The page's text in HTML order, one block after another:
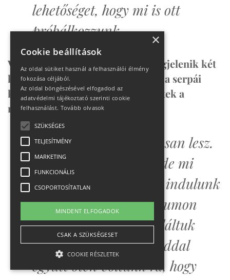
lehetőséget, hogy mi is ott
próbálkozzunk.
Van olyan forgatókönyv, hogy megjelenik két
kereskedelmi expedíció, akiknek a serpái
kikötelezik az utat, átvállalva tőletek a
munkát?
Klein Dávid: Egy biztosan lesz.
Minden elképzelhető, de mi
inkább a tavalyi évből indulunk
ki, amikor a Gasherbrumon
abban a helyzetben találtuk
magunkat, hogy Szilárddal
együtt öten voltunk rá, hogy
×
Cookie beállítások
Az oldal sütiket használ a felhasználói élmény
fokozása céljából.
Az oldal böngészésével elfogadod az
adatvédelmi tájékoztató szerinti cookie
felhasználást. Tovább olvasok
SZÜKSÉGES
TELJESÍTMÉNY
MARKETING
FUNKCIONÁLIS
CSOPORTOSÍTATLAN
MINDENT ELFOGADOK
CSAK A SZÜKSÉGESET
COOKIE RÉSZLETEK